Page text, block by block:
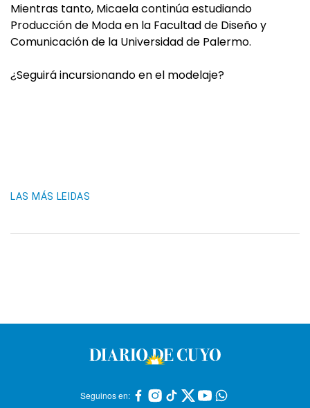
Mientras tanto, Micaela continúa estudiando
Producción de Moda en la Facultad de Diseño y
Comunicación de la Universidad de Palermo.
¿Seguirá incursionando en el modelaje?
LAS MÁS LEIDAS
Seguinos en: